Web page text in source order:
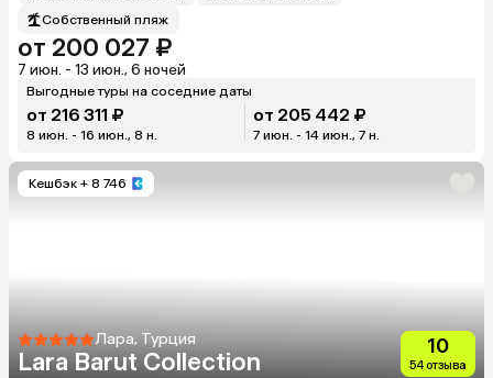
Собственный пляж
от 200 027 ₽
7 июн. - 13 июн., 6 ночей
Выгодные туры на соседние даты
от 216 311 ₽
8 июн. - 16 июн., 8 н.
от 205 442 ₽
7 июн. - 14 июн., 7 н.
Кешбэк + 8 746
Лара, Турция
Lara Barut Collection
10
54 отзыва